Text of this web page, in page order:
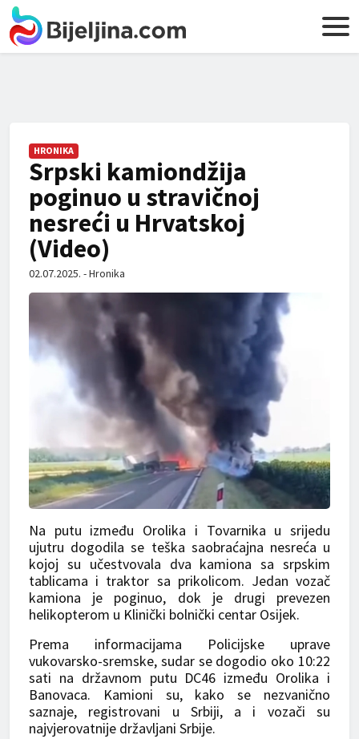
HRONIKA
Srpski kamiondžija
poginuo u stravičnoj
nesreći u Hrvatskoj
(Video)
02.07.2025. - Hronika
Na putu između Orolika i Tovarnika u srijedu
ujutru dogodila se teška saobraćajna nesreća u
kojoj su učestvovala dva kamiona sa srpskim
tablicama i traktor sa prikolicom. Jedan vozač
kamiona je poginuo, dok je drugi prevezen
helikopterom u Klinički bolnički centar Osijek.
Prema informacijama Policijske uprave
vukovarsko-sremske, sudar se dogodio oko 10:22
sati na državnom putu DC46 između Orolika i
Banovaca. Kamioni su, kako se nezvanično
saznaje, registrovani u Srbiji, a i vozači su
najvjerovatnije državljani Srbije.